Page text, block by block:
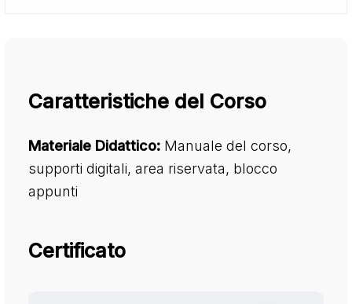
Caratteristiche del Corso
Materiale Didattico: Manuale del corso,
supporti digitali, area riservata, blocco
appunti
Certificato